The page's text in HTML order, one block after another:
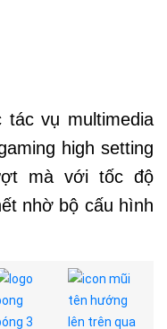
tác vụ multimedia
high setting
mà với tốc độ
nhờ bộ cấu hình